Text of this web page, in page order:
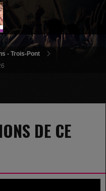
- Trois-Pont
DE CE